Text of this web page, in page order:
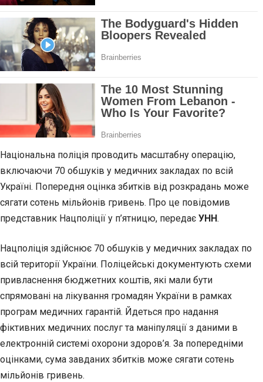
Національна поліція проводить масштабну операцію,
включаючи 70 обшуків у медичних закладах по всій
Україні. Попередня оцінка збитків від розкрадань може
сягати сотень мільйонів гривень. Про це повідомив
представник Нацполіції у п’ятницю, передає УНН.
Нацполіція здійснює 70 обшуків у медичних закладах по
всій території України. Поліцейські документують схеми
привласнення бюджетних коштів, які мали бути
спрямовані на лікування громадян України в рамках
програм медичних гарантій. Йдеться про надання
фіктивних медичних послуг та маніпуляції з даними в
електронній системі охорони здоров’я. За попередніми
оцінками, сума завданих збитків може сягати сотень
мільйонів гривень.